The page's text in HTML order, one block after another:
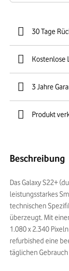
30 Tage
Kostenlose
3 Jahre
Produkt
Beschreibung
Das Galaxy S22+
leistungsstarkes
technischen
überzeugt. Mit
1.080 x 2.340
refurbished eine
täglichen